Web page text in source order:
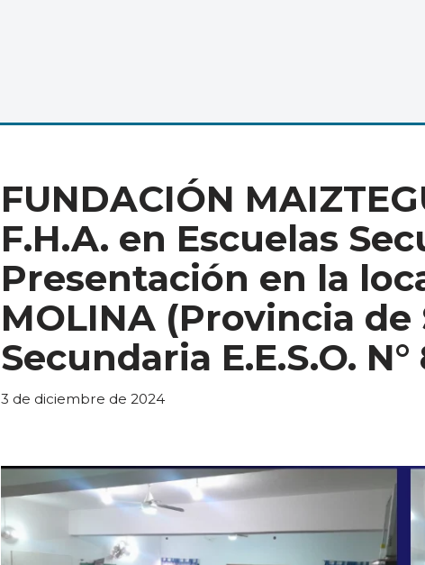
FUNDACIÓN
F.H.A. en Escuelas
Presentación en la
MOLINA (Provincia de
Secundaria E.E.S.O. N°
3 de diciembre de 2024